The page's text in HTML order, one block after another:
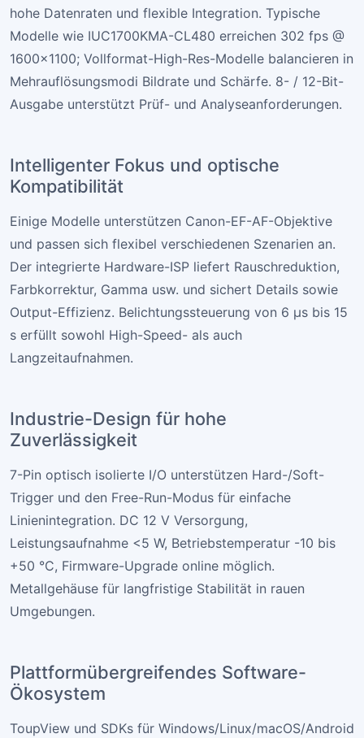
hohe Datenraten und flexible Integration. Typische
Modelle wie IUC1700KMA-CL480 erreichen 302 fps @
1600×1100; Vollformat-High-Res-Modelle balancieren in
Mehrauflösungsmodi Bildrate und Schärfe. 8- / 12-Bit-
Ausgabe unterstützt Prüf- und Analyseanforderungen.
Intelligenter Fokus und optische
Kompatibilität
Einige Modelle unterstützen Canon-EF-AF-Objektive
und passen sich flexibel verschiedenen Szenarien an.
Der integrierte Hardware-ISP liefert Rauschreduktion,
Farbkorrektur, Gamma usw. und sichert Details sowie
Output-Effizienz. Belichtungssteuerung von 6 µs bis 15
s erfüllt sowohl High-Speed- als auch
Langzeitaufnahmen.
Industrie-Design für hohe
Zuverlässigkeit
7-Pin optisch isolierte I/O unterstützen Hard-/Soft-
Trigger und den Free-Run-Modus für einfache
Linienintegration. DC 12 V Versorgung,
Leistungsaufnahme <5 W, Betriebstemperatur -10 bis
+50 °C, Firmware-Upgrade online möglich.
Metallgehäuse für langfristige Stabilität in rauen
Umgebungen.
Plattformübergreifendes Software-
Ökosystem
ToupView und SDKs für Windows/Linux/macOS/Android